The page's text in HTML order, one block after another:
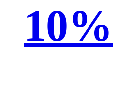
10%